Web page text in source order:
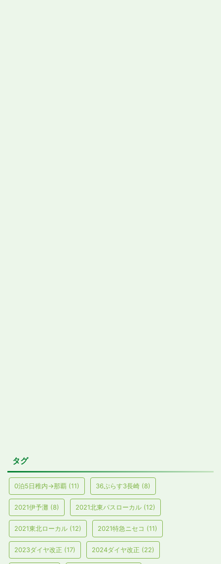
タグ
0泊5日稚内→那覇 (11) 36ぷらす3長崎 (8)
2021伊予灘 (8) 2021北東パスローカル (12)
2021東北ローカル (12) 2021特急ニセコ (11)
2023ダイヤ改正 (17) 2024ダイヤ改正 (22)